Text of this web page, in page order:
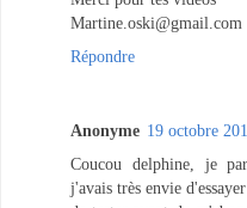
Martine.oski@gmail.com
Répondre
Anonyme 19 octobre
Coucou delphine, je
j'avais très envie